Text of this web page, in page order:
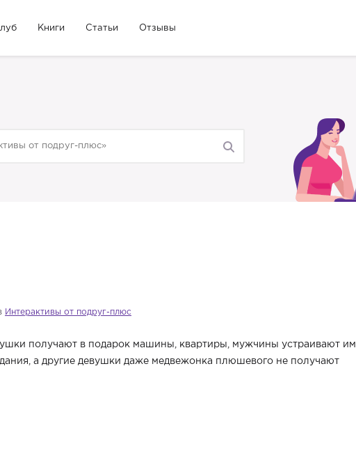
Книги Статьи Отзывы
Интерактивы от подруг-плюс
получают в подарок машины, квартиры, мужчины устраивают им
а другие девушки даже медвежонка плюшевого не получают